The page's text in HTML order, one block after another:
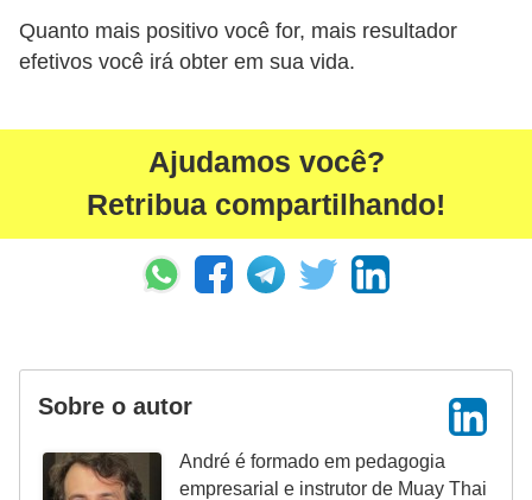
Quanto mais positivo você for, mais resultador
efetivos você irá obter em sua vida.
Ajudamos você?
Retribua compartilhando!
Sobre o autor
André é formado em pedagogia
empresarial e instrutor de Muay Thai